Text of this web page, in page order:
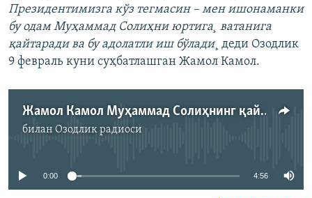
Президентимизга кўз тегмасин – мен ишонаманки
бу одам Муҳаммад Солиҳни юртига¸ ватанига
қайтаради ва бу адолатли иш бўлади¸ деди Озодлик
9 февраль куни суҳбатлашган Жамол Камол.
Жамол Камол Муҳаммад Солиҳнинг қайтиши муҳимлиги ҳақида
билан Озодлик радиоси
Айни дамда медиа-манба мавжуд эмас
0:00 4:56